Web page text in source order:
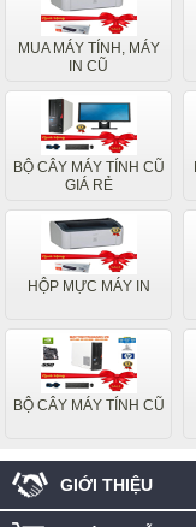
MUA MÁY TÍNH, MÁY
IN CŨ
BỘ CÂY MÁY TÍNH CŨ
GIÁ RẺ
HỘP MỰC MÁY IN
BỘ CÂY MÁY TÍNH CŨ
GIỚI THIỆU